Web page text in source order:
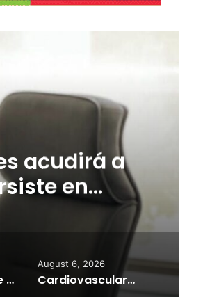
que nueva
retroactiva al 1 de
Representante Domingo Torres acudirá a los tribunales si la AAA persiste en ocultar información sobre crisis de agua
August 6, 2026
Cardiovascular confirma que nueva escala salarial sería retroactiva al 1 de julio